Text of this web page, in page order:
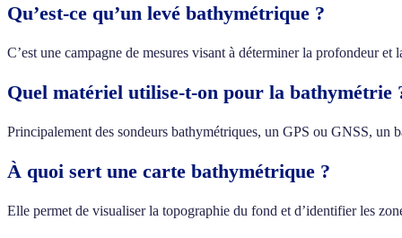
Qu’est-ce qu’un levé bathymétrique ?
C’est une campagne de mesures visant à déterminer la profondeur
Quel matériel utilise-t-on pour la bathymétrie
Principalement des sondeurs bathymétriques, un GPS ou GNSS, un
À quoi sert une carte bathymétrique ?
Elle permet de visualiser la topographie du fond et d’identifier les